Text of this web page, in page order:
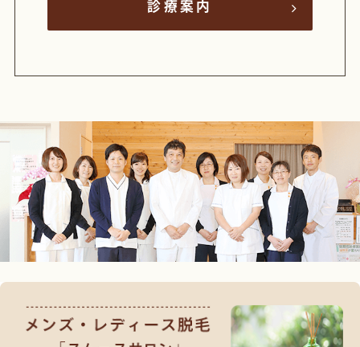
診療案内